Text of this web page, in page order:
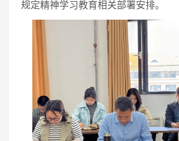
规定精神学习教育相关部署安排。